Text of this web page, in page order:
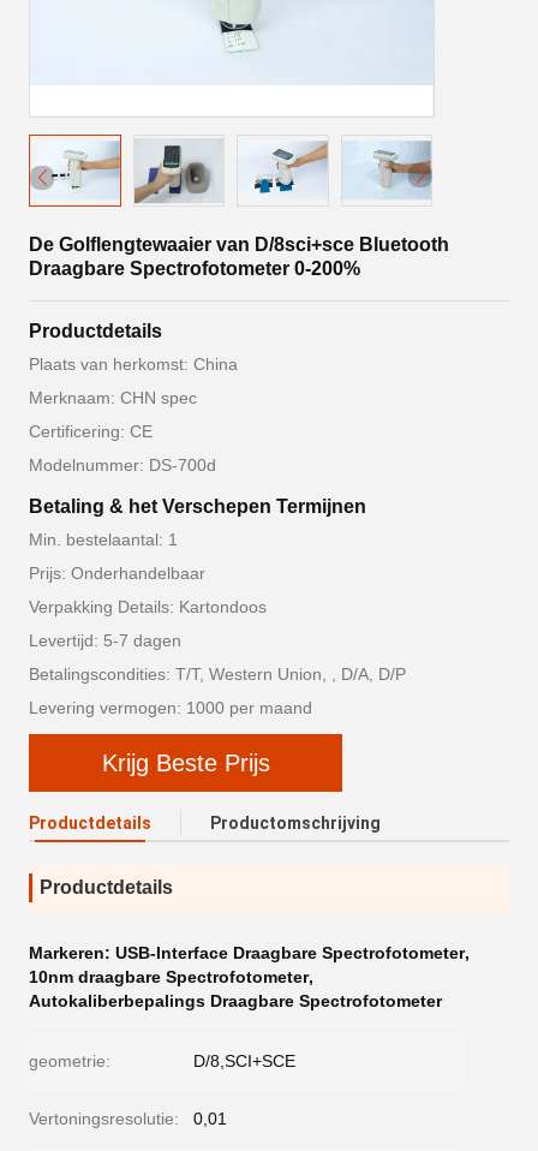
De Golflengtewaaier van D/8sci+sce Bluetooth
Draagbare Spectrofotometer 0-200%
Productdetails
Plaats van herkomst: China
Merknaam: CHN spec
Certificering: CE
Modelnummer: DS-700d
Betaling & het Verschepen Termijnen
Min. bestelaantal: 1
Prijs: Onderhandelbaar
Verpakking Details: Kartondoos
Levertijd: 5-7 dagen
Betalingscondities: T/T, Western Union, , D/A, D/P
Levering vermogen: 1000 per maand
Krijg Beste Prijs
Productdetails Productomschrijving
Productdetails
Markeren: USB-Interface Draagbare Spectrofotometer,
10nm draagbare Spectrofotometer,
Autokaliberbepalings Draagbare Spectrofotometer
geometrie: D/8,SCI+SCE
Vertoningsresolutie: 0,01